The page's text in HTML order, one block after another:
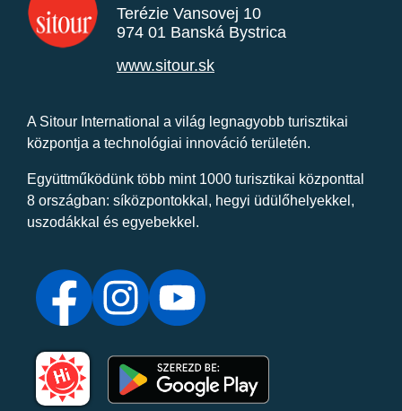
Terézie Vansovej 10
974 01 Banská Bystrica
www.sitour.sk
A Sitour International a világ legnagyobb turisztikai
központja a technológiai innováció területén.
Együttműködünk több mint 1000 turisztikai központtal
8 országban: síközpontokkal, hegyi üdülőhelyekkel,
uszodákkal és egyebekkel.